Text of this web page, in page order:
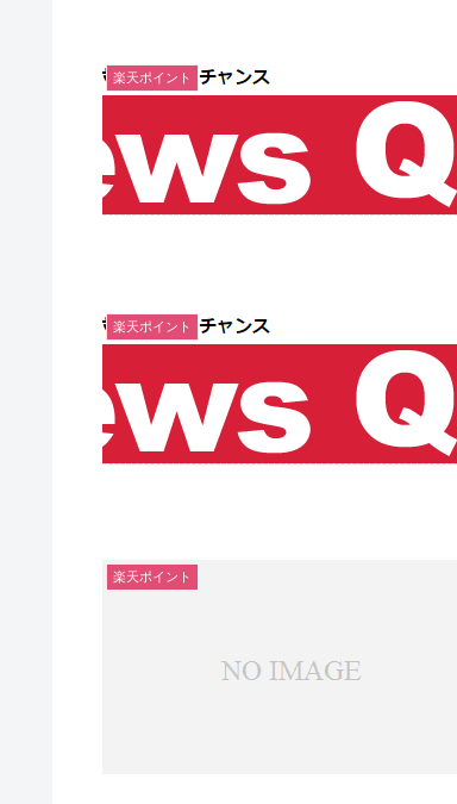
楽天ポイント
楽天ポイント
楽天ポイント